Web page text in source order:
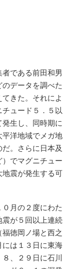
である前田和男
データを調べた
きた。それによ
ュード５．５以
発生し、同時期に
洋地域でメガ地
。さらに日本及
でマグニチュー
地震が発生する可
月の２度にわた
震が５回以上連続
徳岡ノ場と西之
は１３日に東海
、２９日に石川